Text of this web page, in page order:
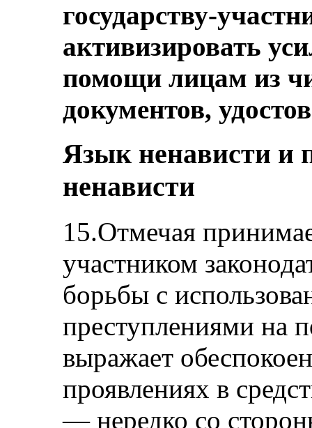
государству-
активизировать
помощи лицам из
документов,
Язык ненависти и
ненависти
15.Отмечая
участником
борьбы с
преступлениями на
выражает
проявлениях в
— нередко со